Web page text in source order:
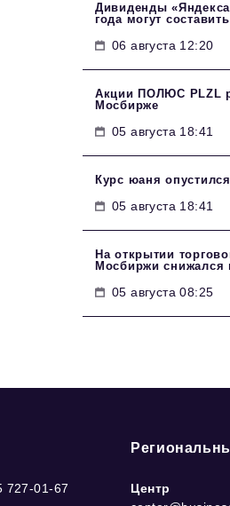
Дивиденды
года могут
06 августа 12:20
Акции ПОЛЮС PLZL
Мосбирже
05 августа 18:41
Курс юаня
05 августа 18:41
На открытии
Мосбиржи снижался
05 августа 08:25
727-01-67
Центр